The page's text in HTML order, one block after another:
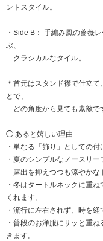
ントスタイル。
・Side B： 手編み風の薔薇
ぶ、
クラシカルなタイル。
＊首元はスタンド襟で仕立
とで、
どの角度から見ても素敵で
◯ あると嬉しい理由
・単なる「飾り」としての
・夏のシンプルなノースリー
露出を抑えつつも涼やかな
・冬はタートルネックに重
くれます。
・流行に左右されず、時を経
・普段のお洋服にサッと重
きます。